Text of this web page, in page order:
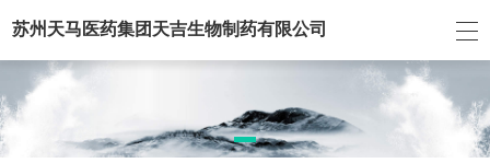
苏州天马医药集团天吉生物制药有限公司